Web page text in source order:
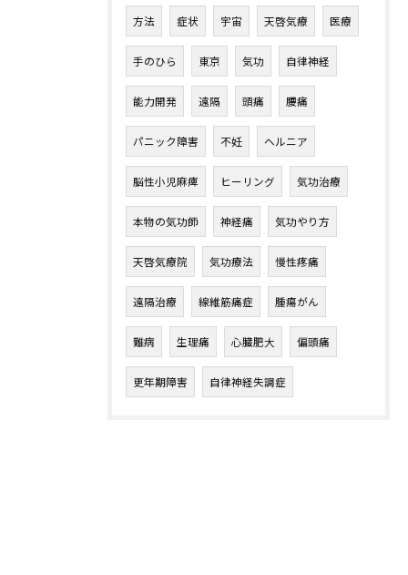
方法 症状 宇宙 天啓気療 医療
手のひら 東京 気功 自律神経
能力開発 遠隔 頭痛 腰痛
パニック障害 不妊 ヘルニア
脳性小児麻痺 ヒーリング 気功治療
本物の気功師 神経痛 気功やり方
天啓気療院 気功療法 慢性疼痛
遠隔治療 線維筋痛症 腫瘍がん
難病 生理痛 心臓肥大 偏頭痛
更年期障害 自律神経失調症